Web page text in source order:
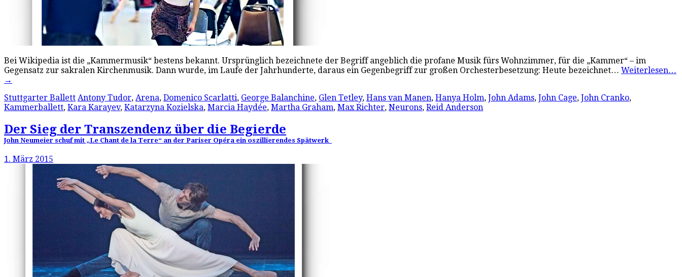
Bei Wikipedia ist die „Kammermusik“ bestens bekannt. Ursprünglich bezeichnete der Begriff angeblich die profane Musik fürs Wohnzimmer, für die „Kammer“ – im
Gegensatz zur sakralen Kirchenmusik. Dann wurde, im Laufe der Jahrhunderte, daraus ein Gegenbegriff zur großen Orchesterbesetzung: Heute bezeichnet… Weiterlesen…
→
Stuttgarter Ballett Antony Tudor, Arena, Domenico Scarlatti, George Balanchine, Glen Tetley, Hans van Manen, Hanya Holm, John Adams, John Cage, John Cranko,
Kammerballett, Kara Karayev, Katarzyna Kozielska, Marcia Haydée, Martha Graham, Max Richter, Neurons, Reid Anderson
Der Sieg der Transzendenz über die Begierde
John Neumeier schuf mit „Le Chant de la Terre“ an der Pariser Opéra ein oszillierendes Spätwerk
1. März 2015